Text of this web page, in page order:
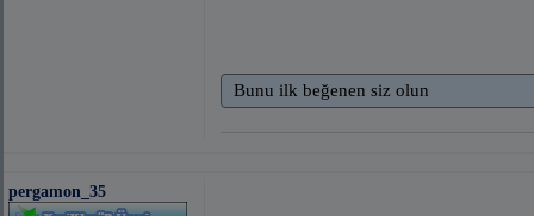
Bunu ilk beğenen siz olun
pergamon_35